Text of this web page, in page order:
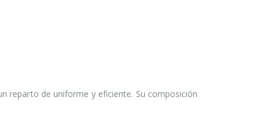
reparto de uniforme y eficiente. Su composición